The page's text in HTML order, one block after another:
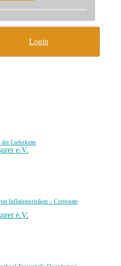
Login
Lieferkette
e.V.
Inflationsrisiken – Corporate
e.V.